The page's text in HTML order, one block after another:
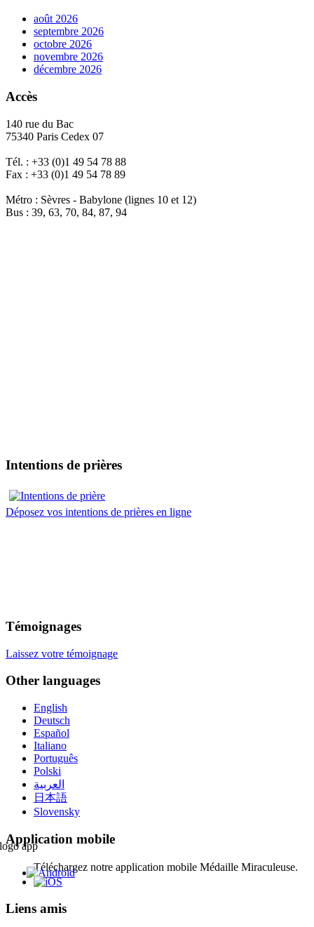
août 2026
septembre 2026
octobre 2026
novembre 2026
décembre 2026
Accès
140 rue du Bac
75340 Paris Cedex 07
Tél. : +33 (0)1 49 54 78 88
Fax : +33 (0)1 49 54 78 89
Métro : Sèvres - Babylone (lignes 10 et 12)
Bus : 39, 63, 70, 84, 87, 94
Intentions de prières
Déposez vos intentions de prières en ligne
Témoignages
Laissez votre témoignage
Other languages
English
Deutsch
Español
Italiano
Português
Polski
العربية
日本語
Slovensky
Application mobile
Téléchargez notre application mobile Médaille Miraculeuse.
Liens amis